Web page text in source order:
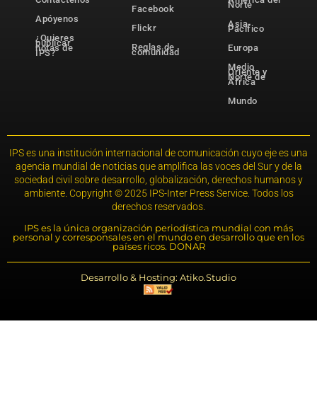
Apóyenos
¿Quieres
publicar
notas de
IPS?
Facebook
Flickr
Reglas de
comunidad
Norte
Asia-
Pacífico
Europa
Medio
Oriente y
Norte de
África
Mundo
IPS es una institución internacional de comunicación cuyo eje es una
agencia mundial de noticias que amplifica las voces del Sur y de la
sociedad civil sobre desarrollo, globalización, derechos humanos y
ambiente. Copyright © 2025 IPS-Inter Press Service. Todos los
derechos reservados.
IPS es la única organización periodística mundial con más
personal y corresponsales en el mundo en desarrollo que en los
países ricos. DONAR
Desarrollo & Hosting: Atiko.Studio